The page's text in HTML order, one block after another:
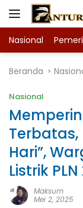
Langsung
Nasional
Beranda
Nasional
Terbatas,
Hari”,
Listrik
Maksum
Mei 2, 2025